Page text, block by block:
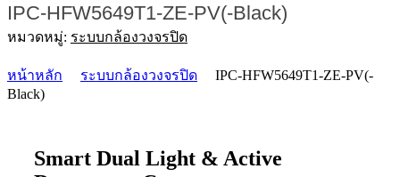
IPC-HFW5649T1-ZE-PV(-Black)
หมวดหมู่: ระบบกล้องวงจรปิด
หน้าหลัก ระบบกล้องวงจรปิด
IPC-HFW5649T1-ZE-PV(-
Black)
Smart Dual Light & Active